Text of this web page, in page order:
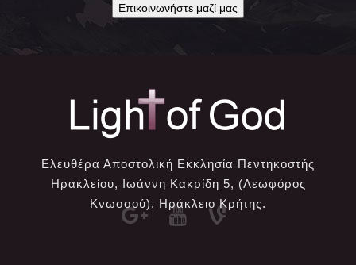
Επικοινωνήστε μαζί μας
Ελευθέρα Αποστολική Εκκλησία Πεντηκοστής
Ηρακλείου, Ιωάννη Κακρίδη 5, (Λεωφόρος
Κνωσσού), Ηράκλειο Κρήτης.